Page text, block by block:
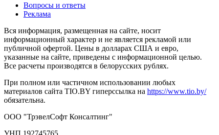
Вопросы и ответы
Реклама
Вся информация, размещенная на сайте, носит
информационный характер и не является рекламой или
публичной офертой. Цены в долларах США и евро,
указанные на сайте, приведены с информационной целью.
Все расчеты производятся в белорусских рублях.
При полном или частичном использовании любых
материалов сайта TIO.BY гиперссылка на https://www.tio.by/
обязательна.
ООО "ТрэвелСофт Консалтинг"
УНП 192745765